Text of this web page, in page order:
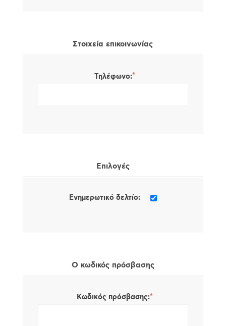
Στοιχεία επικοινωνίας
Τηλέφωνο:*
Επιλογές
Ενημερωτικό δελτίο:
Ο κωδικός πρόσβασης
Κωδικός πρόσβασης:*